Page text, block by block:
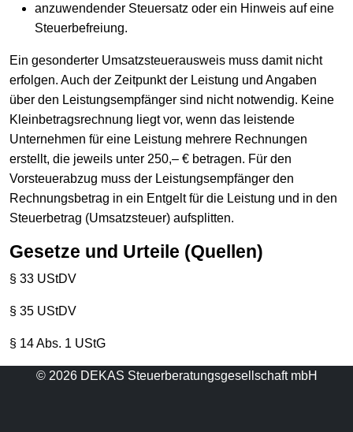
anzuwendender Steuersatz oder ein Hinweis auf eine
Steuerbefreiung.
Ein gesonderter Umsatzsteuerausweis muss damit nicht
erfolgen. Auch der Zeitpunkt der Leistung und Angaben
über den Leistungsempfänger sind nicht notwendig. Keine
Kleinbetragsrechnung liegt vor, wenn das leistende
Unternehmen für eine Leistung mehrere Rechnungen
erstellt, die jeweils unter 250,– € betragen. Für den
Vorsteuerabzug muss der Leistungsempfänger den
Rechnungsbetrag in ein Entgelt für die Leistung und in den
Steuerbetrag (Umsatzsteuer) aufsplitten.
Gesetze und Urteile (Quellen)
§ 33 UStDV
§ 35 UStDV
§ 14 Abs. 1 UStG
© 2026 DEKAS Steuerberatungsgesellschaft mbH